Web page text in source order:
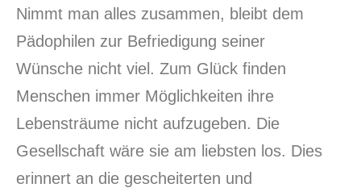
Nimmt man alles zusammen, bleibt dem
Pädophilen zur Befriedigung seiner
Wünsche nicht viel. Zum Glück finden
Menschen immer Möglichkeiten ihre
Lebensträume nicht aufzugeben. Die
Gesellschaft wäre sie am liebsten los. Dies
erinnert an die gescheiterten und